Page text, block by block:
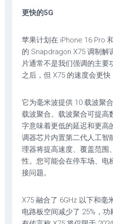
更快的5G
苹果计划在 iPhone 16 Pro
的 Snapdragon X75 调制解
片通常不是我们强调的主要
之后，但 X75 的速度会更快
它为毫米波提供 10 载波聚
载波聚合。载波聚合可提高
字意味着更低的延迟和更高
调器芯片内置第二代人工智
理器将提高速度、覆盖范围
性。您可能会在停车场、电
接问题。
X75 融合了 6GHz 以下和毫
电路板空间减少了 25%，功